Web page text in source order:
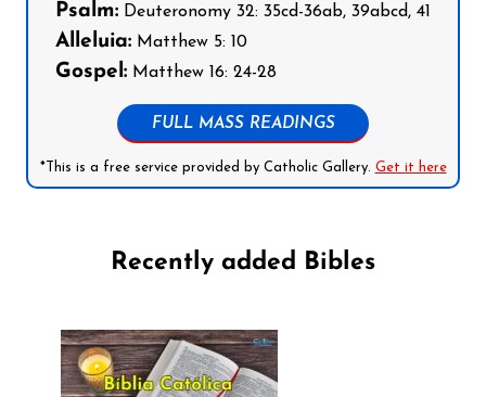
Psalm: Deuteronomy 32: 35cd-36ab, 39abcd, 41
Alleluia: Matthew 5: 10
Gospel: Matthew 16: 24-28
FULL MASS READINGS
*This is a free service provided by Catholic Gallery. Get it here
Recently added Bibles